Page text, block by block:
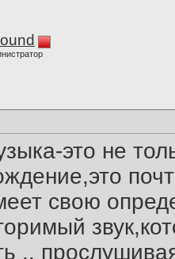
это не
свою
..